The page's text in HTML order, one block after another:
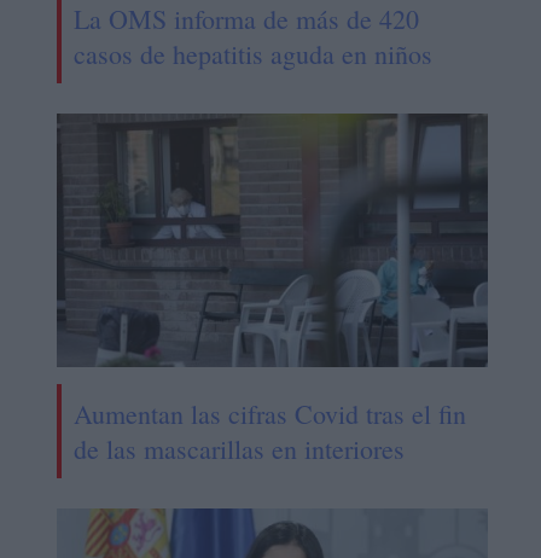
La OMS informa de más de 420
casos de hepatitis aguda en niños
Aumentan las cifras Covid tras el fin
de las mascarillas en interiores